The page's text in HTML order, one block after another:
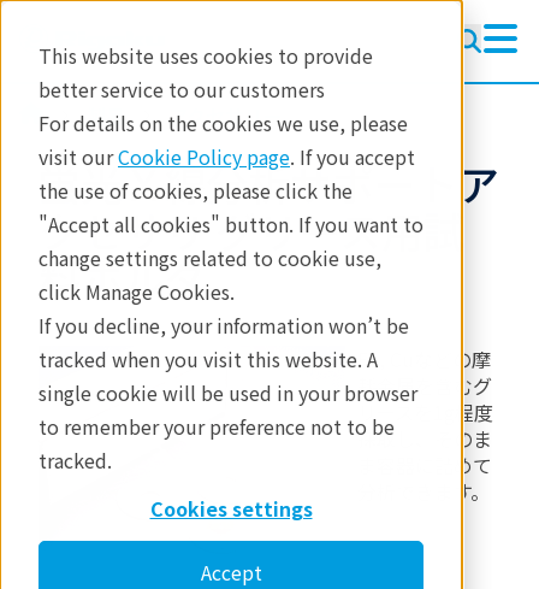
This website uses cookies to provide
better service to our customers
For details on the cookies we use, please
visit ourCookie Policy page. If you accept
the use of cookies, please click the
"Accept all cookies" button. If you want to
change settings related to cookie use,
click Manage Cookies.
If you decline, your information won’t be
tracked when you visit this website. A
single cookie will be used in your browser
to remember your preference not to be
tracked.
Cookies settings
Accept
製品 アクセサリー
蛍光Ｘ線分析サポートア
クセサリ グリース用試
料ホルダ
Fe, Cuなどの摩
耗金属を含むグ
リースを1g程度
採取し、そのま
ま容器に詰めて
分析できます。